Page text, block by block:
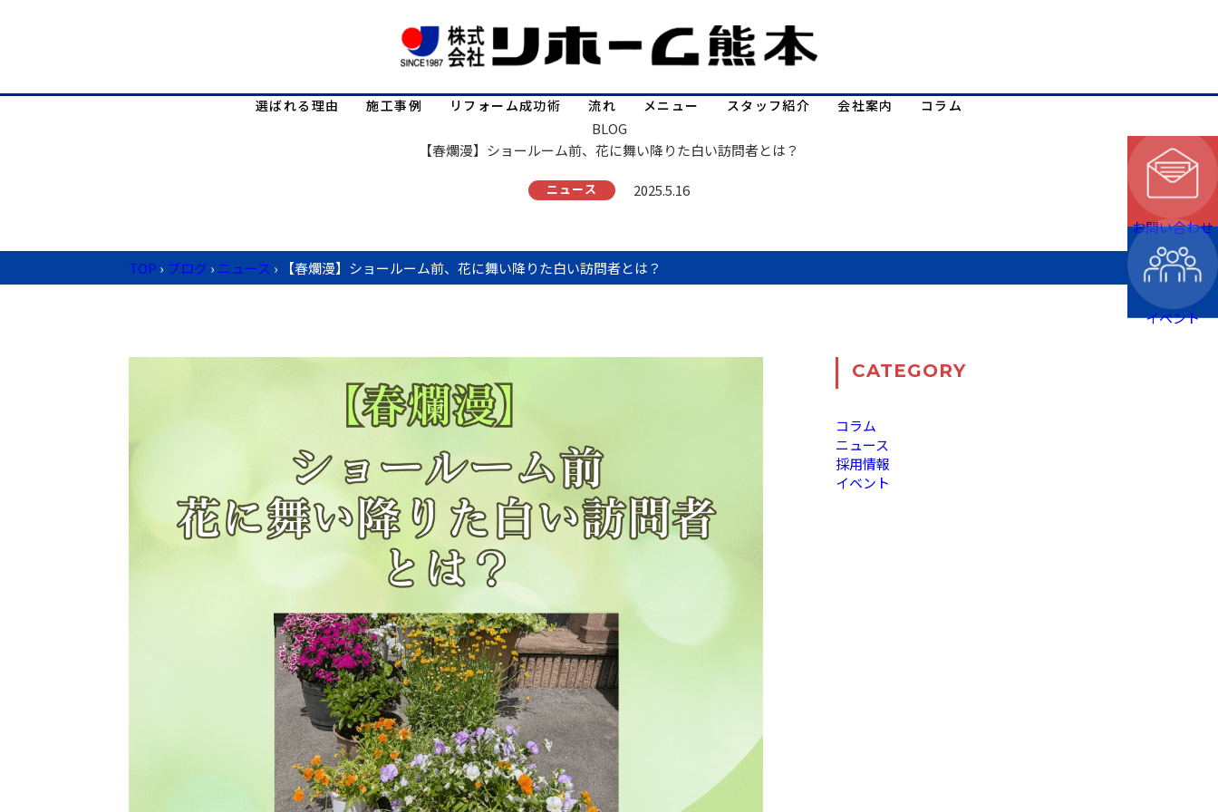
選ばれる理由 施工事例 リフォーム成功術 流れ メニュー スタッフ紹介 会社案内 コラム
BLOG
【春爛漫】ショールーム前、花に舞い降りた白い訪問者とは？
ニュース 2025.5.16
TOP › ブログ › ニュース › 【春爛漫】ショールーム前、花に舞い降りた白い訪問者とは？
CATEGORY
コラム
ニュース
採用情報
イベント
お問い合わせ
イベント